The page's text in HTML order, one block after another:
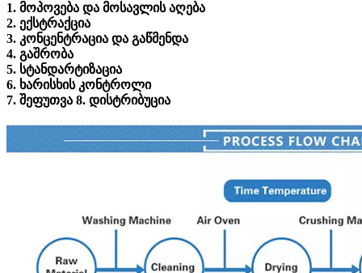
1. მოპოვება და მოსავლის აღება
2. ექსტრაქცია
3. კონცენტრაცია და გაწმენდა
4. გაშრობა
5. სტანდარტიზაცია
6. ხარისხის კონტროლი
7. შეფუთვა 8. დისტრიბუცია